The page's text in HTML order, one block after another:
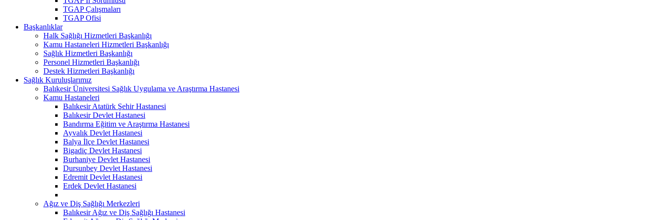
TGAP Çalışmaları
TGAP Ofisi
Başkanlıklar
Halk Sağlığı Hizmetleri Başkanlığı
Kamu Hastaneleri Hizmetleri Başkanlığı
Sağlık Hizmetleri Başkanlığı
Personel Hizmetleri Başkanlığı
Destek Hizmetleri Başkanlığı
Sağlık Kuruluşlarımız
Balıkesir Üniversitesi Sağlık Uygulama ve Araştırma Hastanesi
Kamu Hastaneleri
Balıkesir Atatürk Şehir Hastanesi
Balıkesir Devlet Hastanesi
Bandırma Eğitim ve Araştırma Hastanesi
Ayvalık Devlet Hastanesi
Balya İlçe Devlet Hastanesi
Bigadiç Devlet Hastanesi
Burhaniye Devlet Hastanesi
Dursunbey Devlet Hastanesi
Edremit Devlet Hastanesi
Erdek Devlet Hastanesi
Ağız ve Diş Sağlığı Merkezleri
Balıkesir Ağız ve Diş Sağlığı Hastanesi